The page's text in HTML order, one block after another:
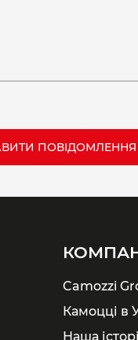
Camozzi
Камоцці в
Наша